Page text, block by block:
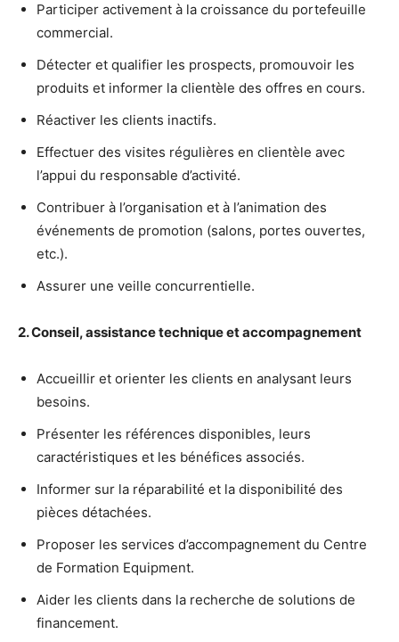
Participer activement à la croissance du portefeuille
commercial.
Détecter et qualifier les prospects, promouvoir les
produits et informer la clientèle des offres en cours.
Réactiver les clients inactifs.
Effectuer des visites régulières en clientèle avec
l’appui du responsable d’activité.
Contribuer à l’organisation et à l’animation des
événements de promotion (salons, portes ouvertes,
etc.).
Assurer une veille concurrentielle.
2. Conseil, assistance technique et accompagnement
Accueillir et orienter les clients en analysant leurs
besoins.
Présenter les références disponibles, leurs
caractéristiques et les bénéfices associés.
Informer sur la réparabilité et la disponibilité des
pièces détachées.
Proposer les services d’accompagnement du Centre
de Formation Equipment.
Aider les clients dans la recherche de solutions de
financement.